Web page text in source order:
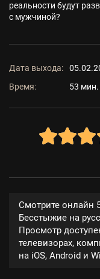
реальности будут
с мужчиной?
Дата выхода:
Время:
53 мин.
Смотрите онлайн
Бесстыжие на
Просмотр
телевизорах,
на iOS, Android и